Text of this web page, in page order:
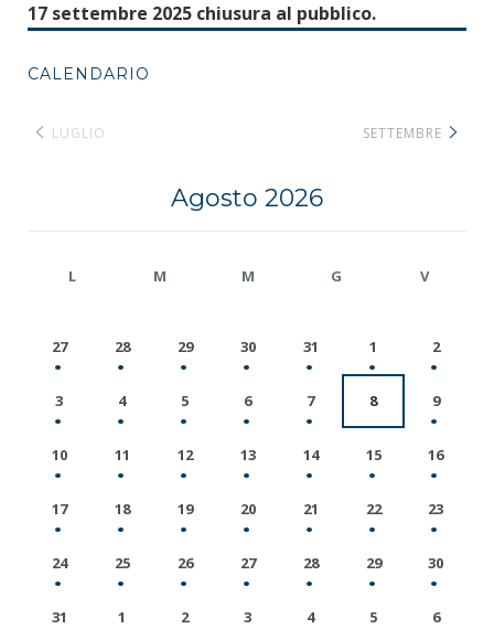
17 settembre 2025 chiusura al pubblico.
CALENDARIO
LUGLIO
Agosto 2026
SETTEMBRE
L M M G V
27 28 29 30 31 1 2
3 4 5 6 7 8 9
10 11 12 13 14 15 16
17 18 19 20 21 22 23
24 25 26 27 28 29 30
31 1 2 3 4 5 6